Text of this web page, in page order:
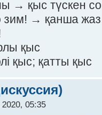
→ қыс түскен
зим! → қанша
қыс
қыс; қатты қыс
05:35